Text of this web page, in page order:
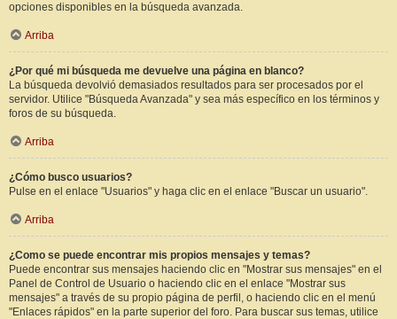
opciones disponibles en la búsqueda avanzada.
Arriba
¿Por qué mi búsqueda me devuelve una página en blanco?
La búsqueda devolvió demasiados resultados para ser procesados por el
servidor. Utilice "Búsqueda Avanzada" y sea más específico en los términos y
foros de su búsqueda.
Arriba
¿Cómo busco usuarios?
Pulse en el enlace "Usuarios" y haga clic en el enlace "Buscar un usuario".
Arriba
¿Como se puede encontrar mis propios mensajes y temas?
Puede encontrar sus mensajes haciendo clic en "Mostrar sus mensajes" en el
Panel de Control de Usuario o haciendo clic en el enlace "Mostrar sus
mensajes" a través de su propio página de perfil, o haciendo clic en el menú
"Enlaces rápidos" en la parte superior del foro. Para buscar sus temas, utilice